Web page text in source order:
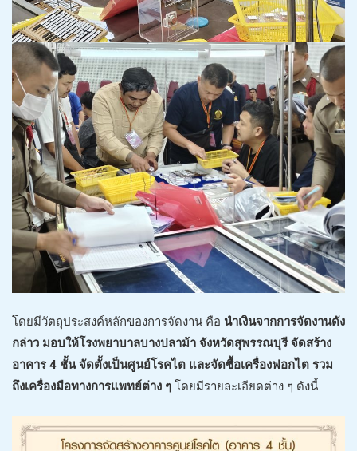
โดยมีวัตถุประสงค์หลักของการจัดงาน คือ นำเงินจากการจัดงานดัง
กล่าว มอบให้โรงพยาบาลบางปลาม้า จังหวัดสุพรรณบุรี จัดสร้าง
อาคาร 4 ชั้น จัดตั้งเป็นศูนย์โรคไต และจัดซื้อเครื่องฟอกไต รวม
ถึงเครื่องมือทางการแพทย์ต่าง ๆ โดยมีรายละเอียดต่าง ๆ ดังนี้